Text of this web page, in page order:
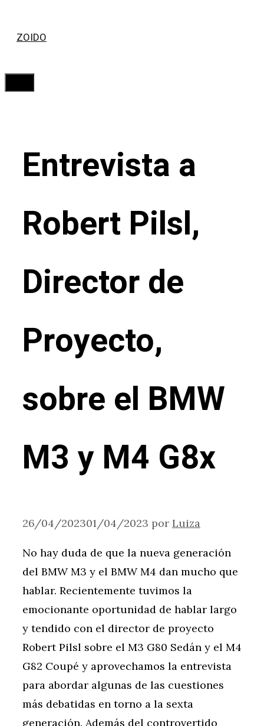
ZOIDO
Entrevista a
Robert Pilsl,
Director de
Proyecto,
sobre el BMW
M3 y M4 G8x
26/04/202301/04/2023 por Luiza
No hay duda de que la nueva generación
del BMW M3 y el BMW M4 dan mucho que
hablar. Recientemente tuvimos la
emocionante oportunidad de hablar largo
y tendido con el director de proyecto
Robert Pilsl sobre el M3 G80 Sedán y el M4
G82 Coupé y aprovechamos la entrevista
para abordar algunas de las cuestiones
más debatidas en torno a la sexta
generación. Además del controvertido